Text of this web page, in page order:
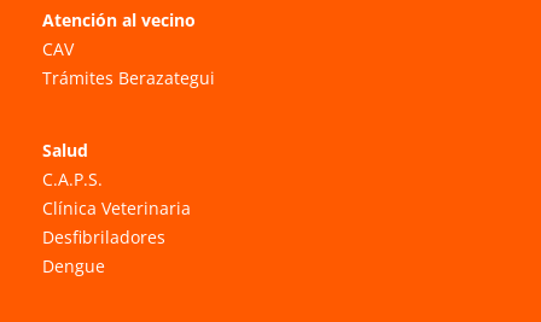
Atención al vecino
CAV
Trámites Berazategui
Salud
C.A.P.S.
Clínica Veterinaria
Desfibriladores
Dengue